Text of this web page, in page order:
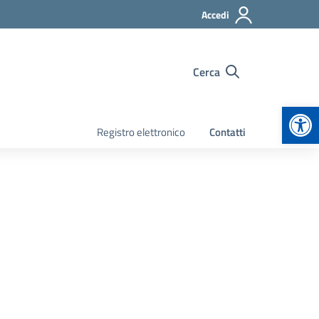
Accedi
Cerca
Registro elettronico Contatti